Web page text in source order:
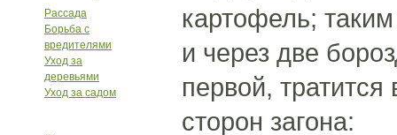
Рассада
Борьба с
вредителями
Уход за
деревьями
Уход за садом
картофель;
и через две
первой,
сторон загона: